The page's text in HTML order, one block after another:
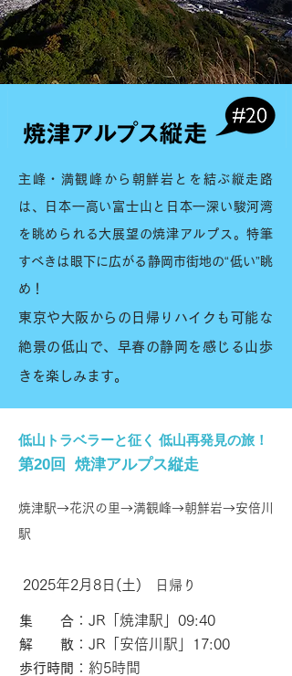
主峰・満観峰から朝鮮岩とを結ぶ縦走路
は、日本一高い富士山と日本一深い駿河湾
を眺められる大展望の焼津アルプス。特筆
すべきは眼下に広がる静岡市街地の“低い”眺
め！
東京や大阪からの日帰りハイクも可能な
絶景の低山で、早春の静岡を感じる山歩
きを楽しみます。
低山トラベラーと征く 低山再発見の旅！
第20回 焼津アルプス縦走
焼津駅→花沢の里→満観峰→朝鮮岩→安倍川
駅
2025年2月8日(土) ​ 日帰り
集 合 ：JR「焼津駅」09:40
解 散 ：JR「安倍川駅」17:00
歩行時間 ：約5時間